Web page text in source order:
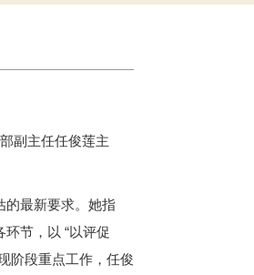
副主任任俊莲主
的最新要求。她指
节，以 “以评促
阶段重点工作，任俊